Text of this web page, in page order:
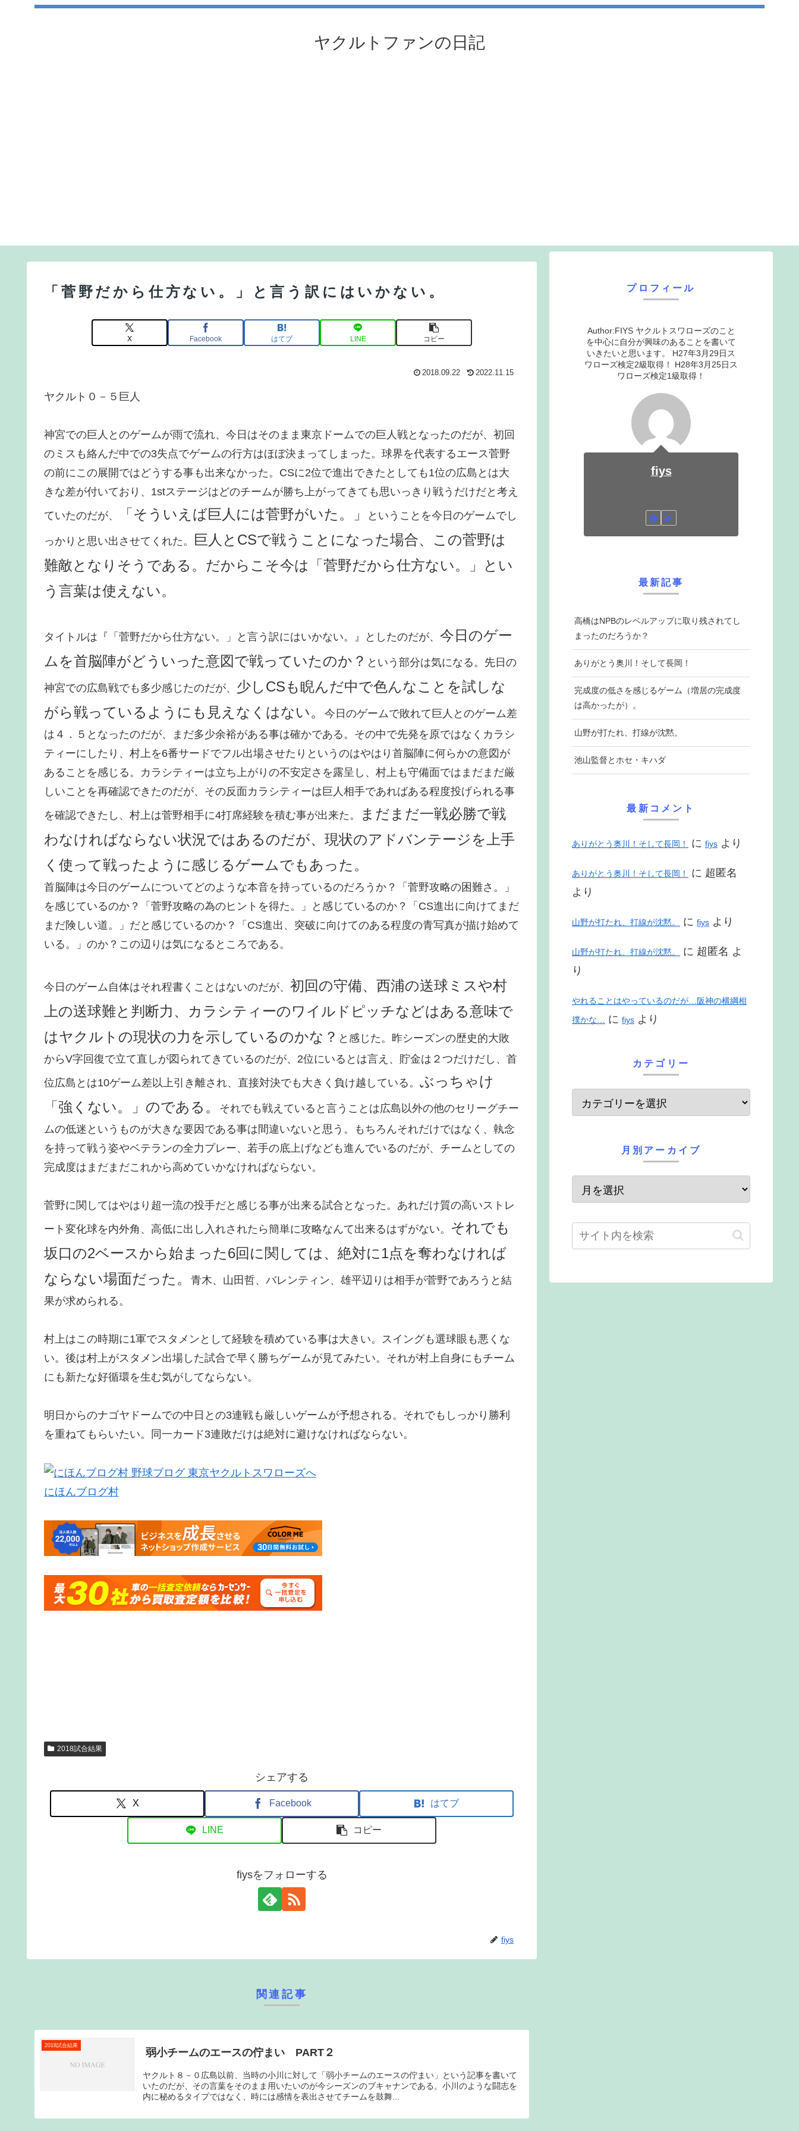
ヤクルトファンの日記
「菅野だから仕方ない。」と言う訳にはいかない。
X Facebook はてブ LINE コピー
2018.09.22 2022.11.15
ヤクルト０－５巨人
神宮での巨人とのゲームが雨で流れ、今日はそのまま東京ドームでの巨人戦となったのだが、初回
のミスも絡んだ中での3失点でゲームの行方はほぼ決まってしまった。球界を代表するエース菅野
の前にこの展開ではどうする事も出来なかった。CSに2位で進出できたとしても1位の広島とは大
きな差が付いており、1stステージはどのチームが勝ち上がってきても思いっきり戦うだけだと考え
ていたのだが、
「そういえば巨人には菅野がいた。」 ということを今日のゲームでし
っかりと思い出させてくれた。 巨人とCSで戦うことになった場合、この菅野は
難敵となりそうである。だからこそ今は「菅野だから仕方ない。」とい
う言葉は使えない。
タイトルは『「菅野だから仕方ない。」と言う訳にはいかない。』としたのだが、 今日のゲー
ムを首脳陣がどういった意図で戦っていたのか？ という部分は気になる。先日の
神宮での広島戦でも多少感じたのだが、 少しCSも睨んだ中で色んなことを試しな
がら戦っているようにも見えなくはない。
今日のゲームで敗れて巨人とのゲーム差
は４．５となったのだが、まだ多少余裕がある事は確かである。その中で先発を原ではなくカラシ
ティーにしたり、村上を6番サードでフル出場させたりというのはやはり首脳陣に何らかの意図が
あることを感じる。カラシティーは立ち上がりの不安定さを露呈し、村上も守備面ではまだまだ厳
しいことを再確認できたのだが、その反面カラシティーは巨人相手であればある程度投げられる事
を確認できたし、村上は菅野相手に4打席経験を積む事が出来た。
まだまだ一戦必勝で戦
わなければならない状況ではあるのだが、現状のアドバンテージを上手
く使って戦ったように感じるゲームでもあった。
首脳陣は今日のゲームについてどのような本音を持っているのだろうか？「菅野攻略の困難さ。」
を感じているのか？「菅野攻略の為のヒントを得た。」と感じているのか？「CS進出に向けてまだ
まだ険しい道。」だと感じているのか？「CS進出、突破に向けてのある程度の青写真が描け始めて
いる。」のか？この辺りは気になるところである。
今日のゲーム自体はそれ程書くことはないのだが、 初回の守備、西浦の送球ミスや村
上の送球難と判断力、カラシティーのワイルドピッチなどはある意味で
はヤクルトの現状の力を示しているのかな？ と感じた。昨シーズンの歴史的大敗
からV字回復で立て直しが図られてきているのだが、2位にいるとは言え、貯金は２つだけだし、首
位広島とは10ゲーム差以上引き離され、直接対決でも大きく負け越している。 ぶっちゃけ
「強くない。」のである。
それでも戦えていると言うことは広島以外の他のセリーグチー
ムの低迷というものが大きな要因である事は間違いないと思う。もちろんそれだけではなく、執念
を持って戦う姿やベテランの全力プレー、若手の底上げなども進んでいるのだが、チームとしての
完成度はまだまだこれから高めていかなければならない。
菅野に関してはやはり超一流の投手だと感じる事が出来る試合となった。あれだけ質の高いストレ
ート変化球を内外角、高低に出し入れされたら簡単に攻略なんて出来るはずがない。 それでも
坂口の2ベースから始まった6回に関しては、絶対に1点を奪わなければ
ならない場面だった。
青木、山田哲、バレンティン、雄平辺りは相手が菅野であろうと結
果が求められる。
村上はこの時期に1軍でスタメンとして経験を積めている事は大きい。スイングも選球眼も悪くな
い。後は村上がスタメン出場した試合で早く勝ちゲームが見てみたい。それが村上自身にもチーム
にも新たな好循環を生む気がしてならない。
明日からのナゴヤドームでの中日との3連戦も厳しいゲームが予想される。それでもしっかり勝利
を重ねてもらいたい。同一カード3連敗だけは絶対に避けなければならない。
にほんブログ村
2018試合結果
シェアする
X Facebook はてブ
LINE コピー
fiysをフォローする
fiys
関連記事
2018試合結果
弱小チームのエースの佇まい PART２
ヤクルト８－０広島以前、当時の小川に対して「弱小チームのエースの佇まい」という記事を書いて
いたのだが、その言葉をそのまま用いたいのが今シーズンのブキャナンである。小川のような闘志を
内に秘めるタイプではなく、時には感情を表出させてチームを鼓舞...
プロフィール
Author:FIYS ヤクルトスワローズのこと
を中心に自分が興味のあることを書いて
いきたいと思います。 H27年3月29日ス
ワローズ検定2級取得！ H28年3月25日ス
ワローズ検定1級取得！
fiys
最新記事
高橋はNPBのレベルアップに取り残されてし
まったのだろうか？
ありがとう奥川！そして長岡！
完成度の低さを感じるゲーム（増居の完成度
は高かったが）。
山野が打たれ、打線が沈黙。
池山監督とホセ・キハダ
最新コメント
ありがとう奥川！そして長岡！ に fiys より
ありがとう奥川！そして長岡！ に 超匿名
より
山野が打たれ、打線が沈黙。 に fiys より
山野が打たれ、打線が沈黙。 に 超匿名 よ
り
やれることはやっているのだが…阪神の横綱相
撲かな… に fiys より
カテゴリー
月別アーカイブ